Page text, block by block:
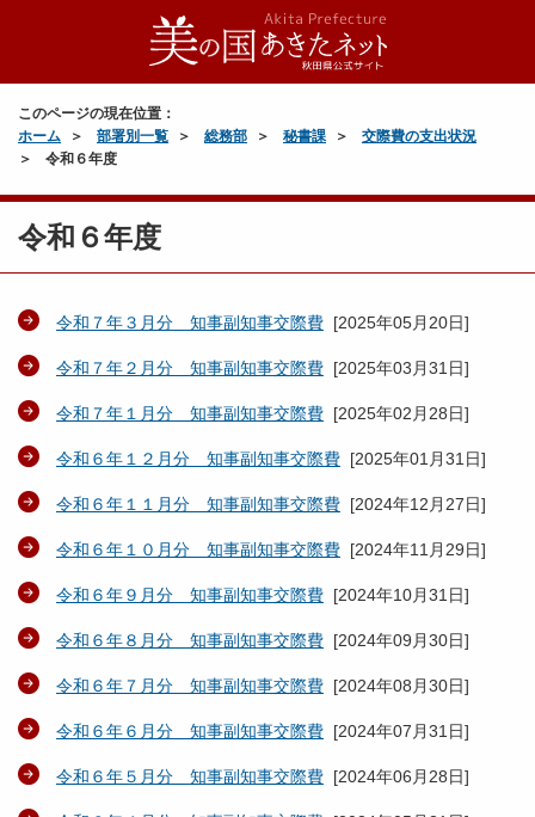
このページの現在位置：
ホーム
部署別一覧 総務部 秘書課
交際費の支出状況
令和６年度
令和６年度
令和７年３月分 知事副知事交際費 [2025年05月20日]
令和７年２月分 知事副知事交際費 [2025年03月31日]
令和７年１月分 知事副知事交際費 [2025年02月28日]
令和６年１２月分 知事副知事交際費 [2025年01月31日]
令和６年１１月分 知事副知事交際費 [2024年12月27日]
令和６年１０月分 知事副知事交際費 [2024年11月29日]
令和６年９月分 知事副知事交際費 [2024年10月31日]
令和６年８月分 知事副知事交際費 [2024年09月30日]
令和６年７月分 知事副知事交際費 [2024年08月30日]
令和６年６月分 知事副知事交際費 [2024年07月31日]
令和６年５月分 知事副知事交際費 [2024年06月28日]